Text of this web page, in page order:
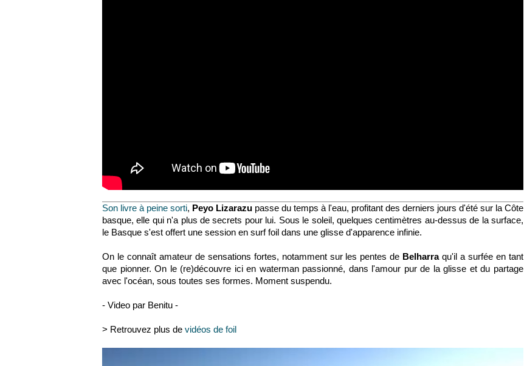
Son livre à peine sorti, Peyo Lizarazu passe du temps à l'eau, profitant des derniers jours d'été sur la Côte
basque, elle qui n'a plus de secrets pour lui. Sous le soleil, quelques centimètres au-dessus de la surface,
le Basque s'est offert une session en surf foil dans une glisse d'apparence infinie.
On le connaît amateur de sensations fortes, notamment sur les pentes de Belharraqu'il a surfée en tant
que pionner. On le (re)découvre ici en waterman passionné, dans l'amour pur de la glisse et du partage
avec l'océan, sous toutes ses formes. Moment suspendu.
- Video par Benitu -
> Retrouvez plus de vidéos de foil